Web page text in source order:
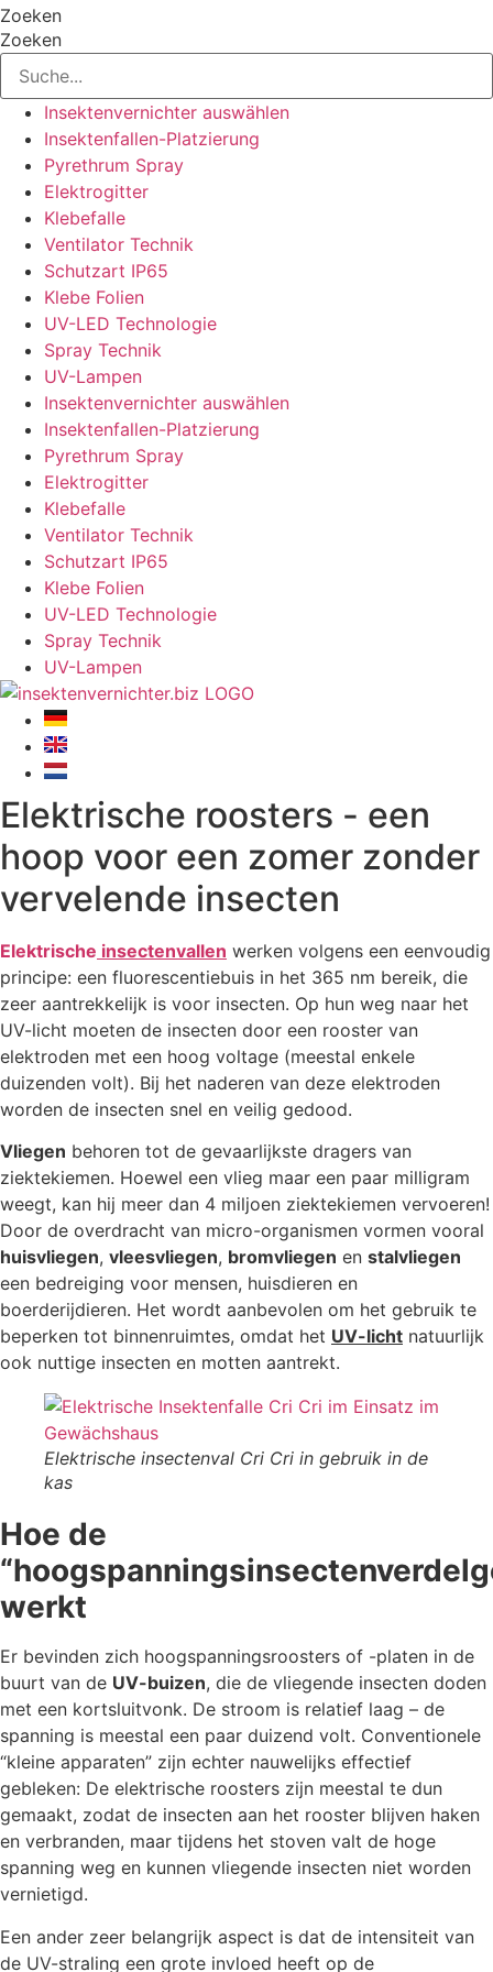
Ga
naar
de
inhoud
Zoeken
Zoeken
Insektenvernichter auswählen
Insektenfallen-Platzierung
Pyrethrum Spray
Elektrogitter
Klebefalle
Ventilator Technik
Schutzart IP65
Klebe Folien
UV-LED Technologie
Spray Technik
UV-Lampen
Insektenvernichter auswählen
Insektenfallen-Platzierung
Pyrethrum Spray
Elektrogitter
Klebefalle
Ventilator Technik
Schutzart IP65
Klebe Folien
UV-LED Technologie
Spray Technik
UV-Lampen
Elektrische roosters - een
hoop voor een zomer zonder
vervelende insecten
Elektrische insectenvallen werken volgens een eenvoudig
principe: een fluorescentiebuis in het 365 nm bereik, die
zeer aantrekkelijk is voor insecten. Op hun weg naar het
UV-licht moeten de insecten door een rooster van
elektroden met een hoog voltage (meestal enkele
duizenden volt). Bij het naderen van deze elektroden
worden de insecten snel en veilig gedood.
Vliegen behoren tot de gevaarlijkste dragers van
ziektekiemen. Hoewel een vlieg maar een paar milligram
weegt, kan hij meer dan 4 miljoen ziektekiemen vervoeren!
Door de overdracht van micro-organismen vormen vooral
huisvliegen, vleesvliegen, bromvliegen en stalvliegen
een bedreiging voor mensen, huisdieren en
boerderijdieren. Het wordt aanbevolen om het gebruik te
beperken tot binnenruimtes, omdat het UV-licht natuurlijk
ook nuttige insecten en motten aantrekt.
Elektrische insectenval Cri Cri in gebruik in de
kas
Hoe de
werkt
Er bevinden zich hoogspanningsroosters of -platen in de
buurt van de UV-buizen, die de vliegende insecten doden
met een kortsluitvonk. De stroom is relatief laag – de
spanning is meestal een paar duizend volt. Conventionele
“kleine apparaten” zijn echter nauwelijks effectief
gebleken: De elektrische roosters zijn meestal te dun
gemaakt, zodat de insecten aan het rooster blijven haken
en verbranden, maar tijdens het stoven valt de hoge
spanning weg en kunnen vliegende insecten niet worden
vernietigd.
Een ander zeer belangrijk aspect is dat de intensiteit van
de UV-straling een grote invloed heeft op de